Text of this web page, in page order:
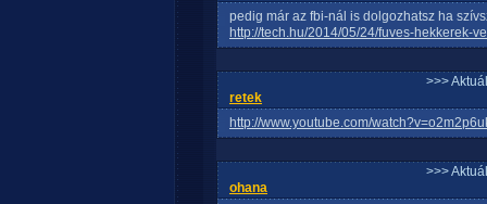
pedig már az fbi-nál is dolgozhatsz ha
http://tech.hu/2014/05/24/fuves-hekkerek-
>>>
retek
http://www.youtube.com/
>>>
ohana